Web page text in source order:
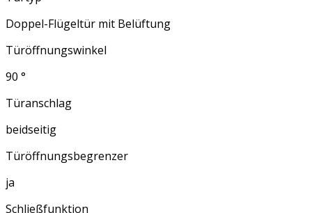
Doppel-Flügeltür mit Belüftung
Türöffnungswinkel
90 °
Türanschlag
beidseitig
Türöffnungsbegrenzer
ja
Schließfunktion